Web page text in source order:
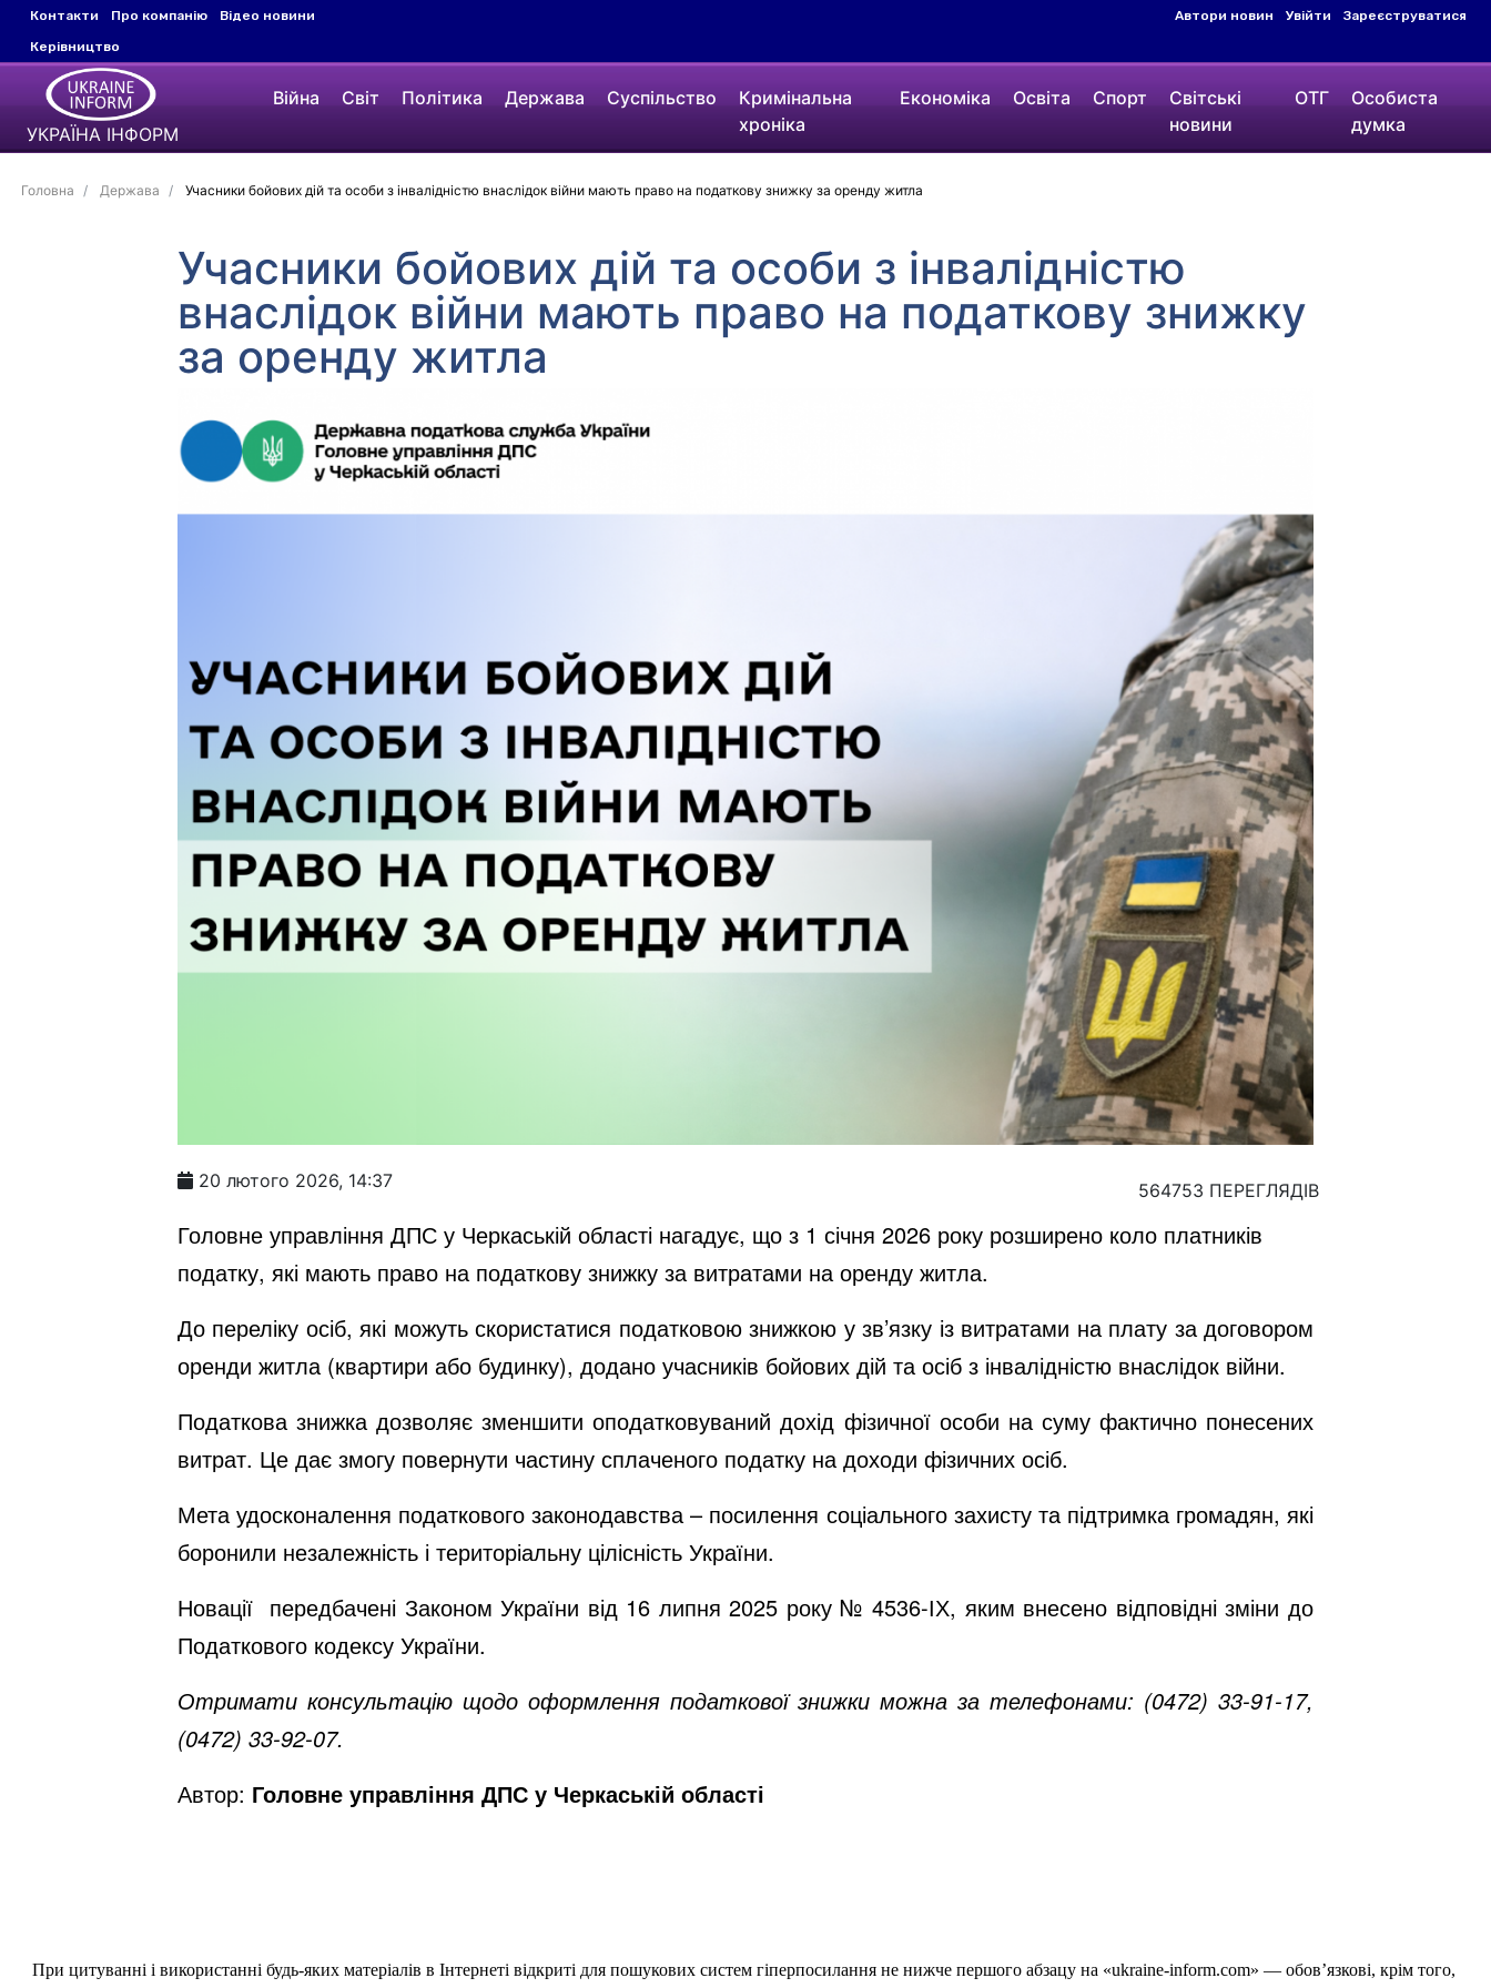
Контакти Про компанію
Відео новини
Керівництво
Автори новин Увійти Зареєструватися
УКРАЇНА ІНФОРМ
Війна Світ Політика Держава Суспільство
Кримінальна
хроніка
Економіка Освіта Спорт
Світські
новини
ОТГ
Особиста
думка
Головна Держава Учасники бойових дій та особи з інвалідністю внаслідок війни мають право на податкову знижку за оренду житла
Учасники бойових дій та особи з інвалідністю
внаслідок війни мають право на податкову знижку
за оренду житла
20 лютого 2026, 14:37 564753 ПЕРЕГЛЯДІВ
Головне управління ДПС у Черкаській області нагадує, що з 1 січня 2026 року розширено коло платників
податку, які мають право на податкову знижку за витратами на оренду житла.
До переліку осіб, які можуть скористатися податковою знижкою у зв’язку із витратами на плату за договором
оренди житла (квартири або будинку), додано учасників бойових дій та осіб з інвалідністю внаслідок війни.
Податкова знижка дозволяє зменшити оподатковуваний дохід фізичної особи на суму фактично понесених
витрат. Це дає змогу повернути частину сплаченого податку на доходи фізичних осіб.
Мета удосконалення податкового законодавства – посилення соціального захисту та підтримка громадян, які
боронили незалежність і територіальну цілісність України.
Новації передбачені Законом України від 16 липня 2025 року № 4536-ІХ, яким внесено відповідні зміни до
Податкового кодексу України.
Отримати консультацію щодо оформлення податкової знижки можна за телефонами: (0472) 33-91-17,
(0472) 33-92-07.
Автор: Головне управління ДПС у Черкаській області
При цитуванні і використанні будь-яких матеріалів в Інтернеті відкриті для пошукових систем гіперпосилання не нижче першого абзацу на «ukraine-inform.com» — обов’язкові, крім того,